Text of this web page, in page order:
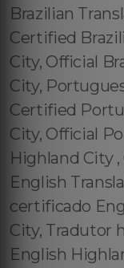
Brazilian
Certified
City, Official
City,
Certified
City, Official
Highland City
English
certificado
City, Tradutor
English